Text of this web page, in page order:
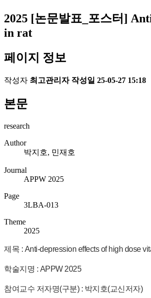
2025 [논문발표_포스터]
in rat
페이지 정보
작성자 최고관리자 작성일 25-05-27 15:18
본문
research
Author
박지호, 민재호
Journal
APPW 2025
Page
3LBA-013
Theme
2025
제목 : Anti-depression effects of high dose
학술지명 : APPW 2025
참여교수 저자명(구분) : 박지호(교신저자)